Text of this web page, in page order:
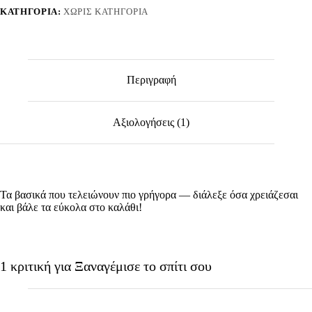
ΚΑΤΗΓΟΡΊΑ: ΧΩΡΊΣ ΚΑΤΗΓΟΡΊΑ
Περιγραφή
Αξιολογήσεις (1)
Τα βασικά που τελειώνουν πιο γρήγορα — διάλεξε όσα χρειάζεσαι
και βάλε τα εύκολα στο καλάθι!
1 κριτική για Ξαναγέμισε το σπίτι σου